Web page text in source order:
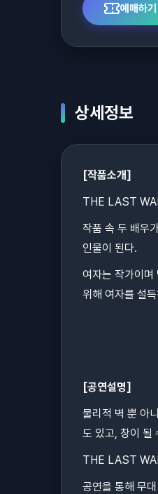
예매하기
상세정보
[작품소개]
THE LAST
작품 속 두 배우
인물이 된다.
여자는 작가이며
위해 여자를 설
[공연설명]
물리적 벽 뿐 아
도 있고, 창이 될
THE LAST
공연을 통해 무